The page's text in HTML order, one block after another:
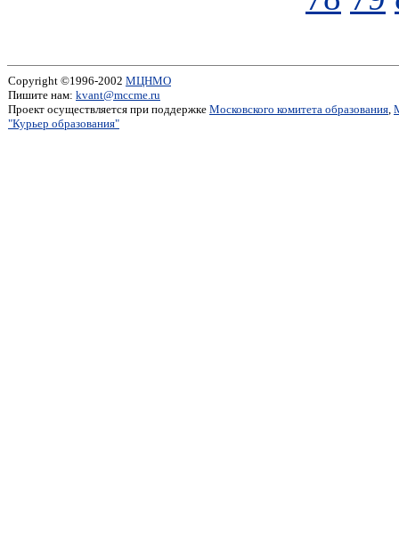
Copyright ©1996-2002 МЦНМО
Пишите нам: kvant@mccme.ru
Проект осуществляется при поддержке Московского комитета образования,
"Курьер образования"